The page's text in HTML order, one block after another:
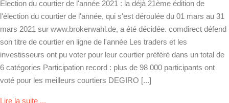
Élection du courtier de l'année 2021 : la déjà 21ème édition de
l'élection du courtier de l'année, qui s'est déroulée du 01 mars au 31
mars 2021 sur www.brokerwahl.de, a été décidée. comdirect défend
son titre de courtier en ligne de l'année Les traders et les
investisseurs ont pu voter pour leur courtier préféré dans un total de
6 catégories Participation record : plus de 98 000 participants ont
voté pour les meilleurs courtiers DEGIRO [...]
Lire la suite ...